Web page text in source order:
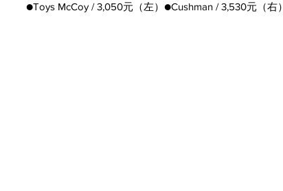
●Toys McCoy / 3,050元（左）●Cushman / 3,530元（右）